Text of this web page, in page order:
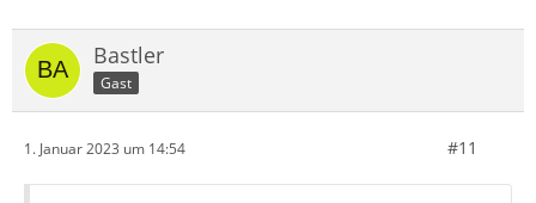
Bastler
Gast
1. Januar 2023 um 14:54 #11